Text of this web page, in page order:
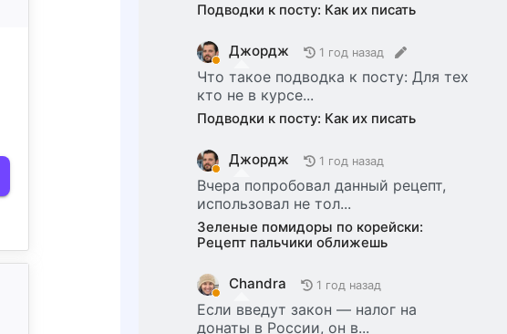
Подводки к посту: Как их писать
Джордж 1 год назад
Что такое подводка к посту: Для тех
кто не в курсе...
Подводки к посту: Как их писать
Джордж 1 год назад
Вчера попробовал данный рецепт,
использовал не тол...
Зеленые помидоры по корейски:
Рецепт пальчики оближешь
Chandra 1 год назад
Если введут закон — налог на
донаты в России, он в...